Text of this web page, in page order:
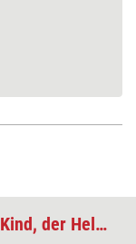
Theatermethoden im Training: Das Kind, der Held, der Bourgoise und die Alte